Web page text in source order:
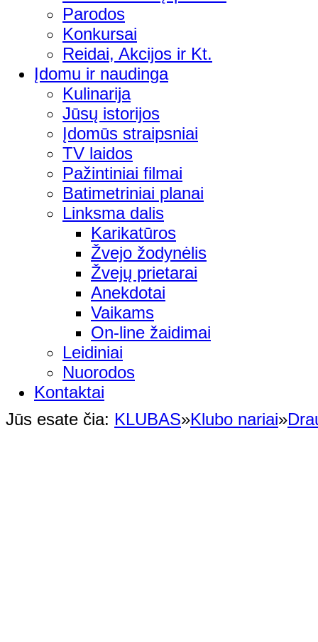
Parodos
Konkursai
Reidai, Akcijos ir Kt.
Įdomu ir naudinga
Kulinarija
Jūsų istorijos
Įdomūs straipsniai
TV laidos
Pažintiniai filmai
Batimetriniai planai
Linksma dalis
Karikatūros
Žvejo žodynėlis
Žvejų prietarai
Anekdotai
Vaikams
On-line žaidimai
Leidiniai
Nuorodos
Kontaktai
Jūs esate čia: KLUBAS»Klubo nariai»